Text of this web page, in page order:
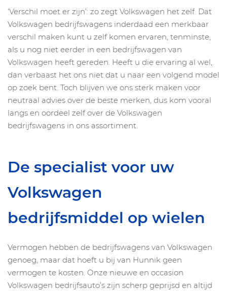
‘Verschil moet er zijn’: zo zegt Volkswagen het zelf. Dat
Volkswagen bedrijfswagens inderdaad een merkbaar
verschil maken kunt u zelf komen ervaren, tenminste,
als u nog niet eerder in een bedrijfswagen van
Volkswagen heeft gereden. Heeft u die ervaring al wel,
dan verbaast het ons niet dat u naar een volgend model
op zoek bent. Toch blijven we ons sterk maken voor
neutraal advies over de beste merken, dus kom vooral
langs en oordeel zelf over de Volkswagen
bedrijfswagens in ons assortiment.
De specialist voor uw
Volkswagen
bedrijfsmiddel op wielen
Vermogen hebben de bedrijfswagens van Volkswagen
genoeg, maar dat hoeft u bij van Hunnik geen
vermogen te kosten. Onze nieuwe en occasion
Volkswagen bedrijfsauto’s zijn scherp geprijsd en altijd